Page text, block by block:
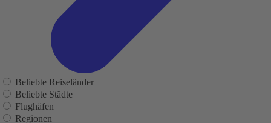
Beliebte Reiseländer
Beliebte Städte
Flughäfen
Regionen